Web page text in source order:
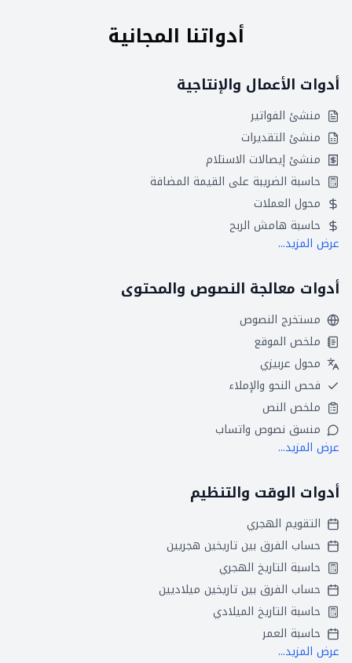
أدواتنا المجانية
أدوات الأعمال والإنتاجية
منشئ الفواتير
منشئ التقديرات
منشئ إيصالات الاستلام
حاسبة الضريبة على القيمة المضافة
محول العملات
حاسبة هامش الربح
عرض المزيد...
أدوات معالجة النصوص والمحتوى
مستخرج النصوص
ملخص الموقع
محول عربيزي
فحص النحو والإملاء
ملخص النص
منسق نصوص واتساب
عرض المزيد...
أدوات الوقت والتنظيم
التقويم الهجري
حساب الفرق بين تاريخين هجريين
حاسبة التاريخ الهجري
حساب الفرق بين تاريخين ميلاديين
حاسبة التاريخ الميلادي
حاسبة العمر
عرض المزيد...